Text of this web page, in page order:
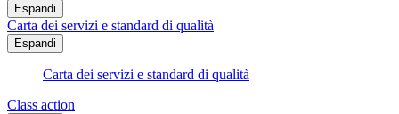
Espandi
Carta dei servizi e standard di qualità
Espandi
Carta dei servizi e standard di qualità
Class action